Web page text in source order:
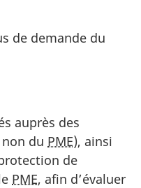
de demande du
auprès des
du PME), ainsi
de
PME, afin d’évaluer